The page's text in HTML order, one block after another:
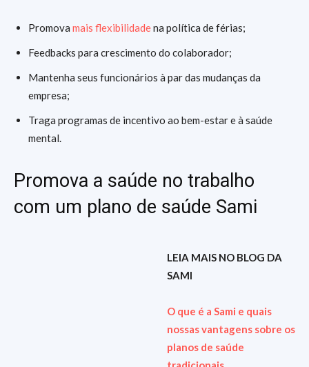
Promova mais flexibilidadena política de férias;
Feedbacks para crescimento do colaborador;
Mantenha seus funcionários à par das mudanças da
empresa;
Traga programas de incentivo ao bem-estar e à saúde
mental.
Promova a saúde no trabalho
com um plano de saúde Sami
LEIA MAIS NO BLOG DA
SAMI
O que é a Sami e quais
nossas vantagens sobre os
planos de saúde